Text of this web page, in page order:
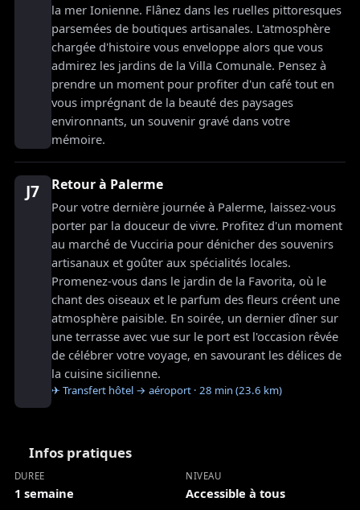
la mer Ionienne. Flânez dans les ruelles pittoresques
parsemées de boutiques artisanales. L'atmosphère
chargée d'histoire vous enveloppe alors que vous
admirez les jardins de la Villa Comunale. Pensez à
prendre un moment pour profiter d'un café tout en
vous imprégnant de la beauté des paysages
environnants, un souvenir gravé dans votre
mémoire.
J7 Retour à Palerme
Pour votre dernière journée à Palerme, laissez-vous
porter par la douceur de vivre. Profitez d'un moment
au marché de Vucciria pour dénicher des souvenirs
artisanaux et goûter aux spécialités locales.
Promenez-vous dans le jardin de la Favorita, où le
chant des oiseaux et le parfum des fleurs créent une
atmosphère paisible. En soirée, un dernier dîner sur
une terrasse avec vue sur le port est l'occasion rêvée
de célébrer votre voyage, en savourant les délices de
la cuisine sicilienne.
✈ Transfert hôtel → aéroport · 28 min (23.6 km)
Infos pratiques
DUREE
1 semaine
NIVEAU
Accessible à tous